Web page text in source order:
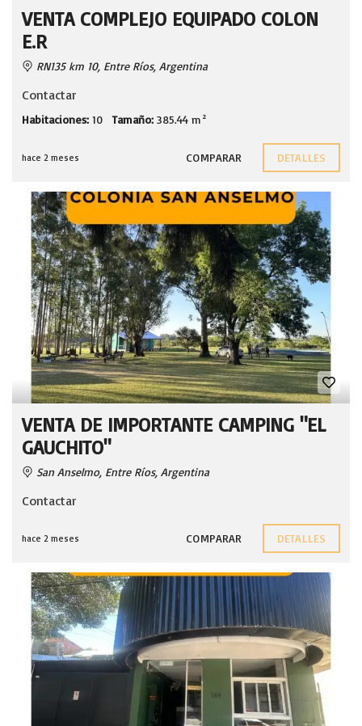
VENTA COMPLEJO EQUIPADO COLON
E.R
RN135 km 10, Entre Ríos, Argentina
Contactar
Habitaciones: 10 Tamaño: 385.44 m²
hace 2 meses COMPARAR DETALLES
VENTA DE IMPORTANTE CAMPING "EL
GAUCHITO"
San Anselmo, Entre Ríos, Argentina
Contactar
hace 2 meses COMPARAR DETALLES